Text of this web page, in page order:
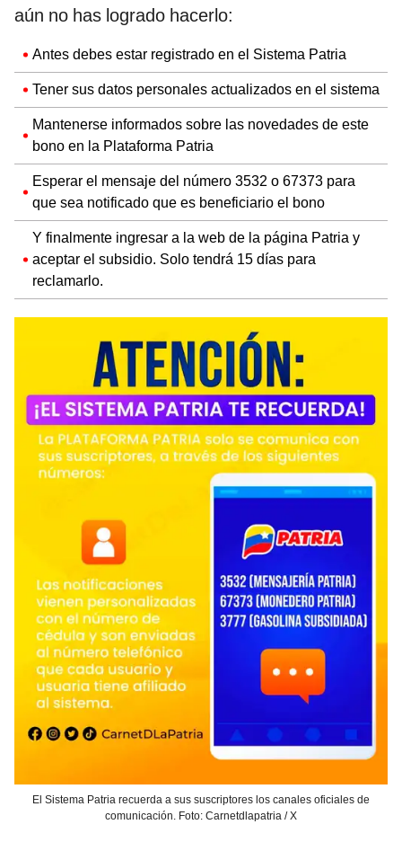
aún no has logrado hacerlo:
Antes debes estar registrado en el Sistema Patria
Tener sus datos personales actualizados en el sistema
Mantenerse informados sobre las novedades de este
bono en la Plataforma Patria
Esperar el mensaje del número 3532 o 67373 para
que sea notificado que es beneficiario el bono
Y finalmente ingresar a la web de la página Patria y
aceptar el subsidio. Solo tendrá 15 días para
reclamarlo.
El Sistema Patria recuerda a sus suscriptores los canales oficiales de
comunicación. Foto: Carnetdlapatria / X